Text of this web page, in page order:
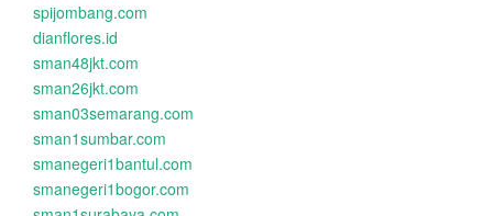
spijombang.com
dianflores.id
sman48jkt.com
sman26jkt.com
sman03semarang.com
sman1sumbar.com
smanegeri1bantul.com
smanegeri1bogor.com